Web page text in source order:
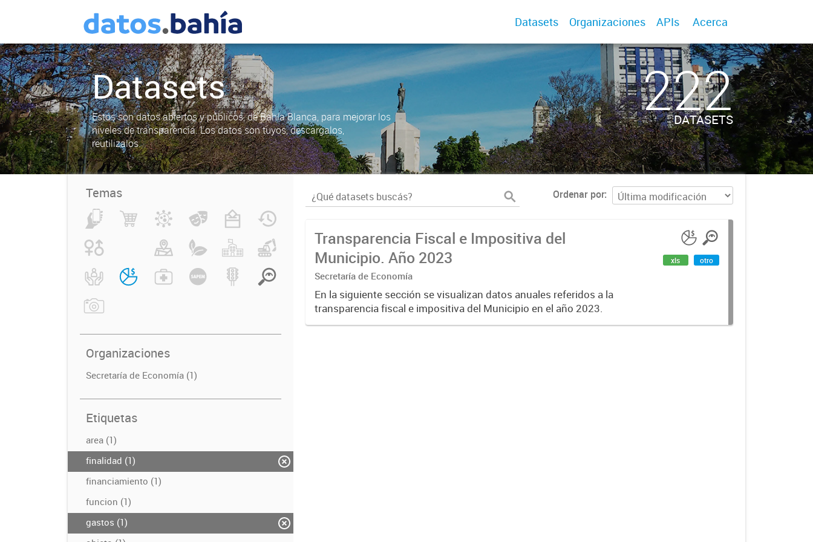
Datasets Organizaciones APIs Acerca
Datasets
Estos son datos abiertos y públicos, de Bahía Blanca, para mejorar los
niveles de transparencia. Los datos son tuyos, descargalos,
reutilizalos.
222
DATASETS
Temas
Organizaciones
Secretaría de Economía (1)
Etiquetas
area (1)
finalidad (1)
financiamiento (1)
funcion (1)
gastos (1)
Ordenar por
Transparencia Fiscal e Impositiva del
Municipio. Año 2023
Secretaría de Economía
En la siguiente sección se visualizan datos anuales referidos a la
transparencia fiscal e impositiva del Municipio en el año 2023.
xls otro